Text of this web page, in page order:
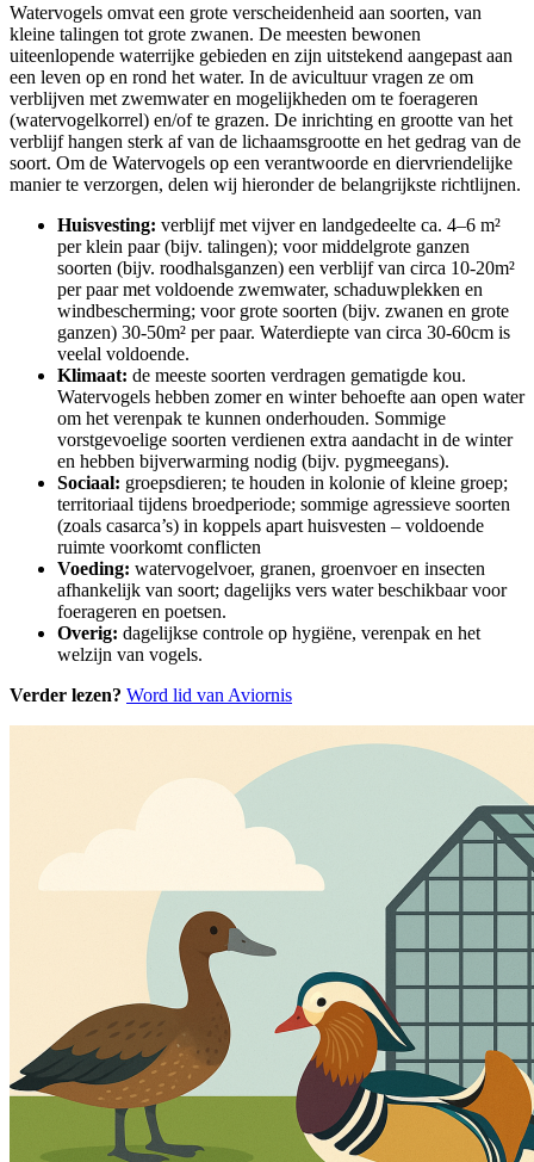
Watervogels omvat een grote verscheidenheid aan soorten, van
kleine talingen tot grote zwanen. De meesten bewonen
uiteenlopende waterrijke gebieden en zijn uitstekend aangepast aan
een leven op en rond het water. In de avicultuur vragen ze om
verblijven met zwemwater en mogelijkheden om te foerageren
(watervogelkorrel) en/of te grazen. De inrichting en grootte van het
verblijf hangen sterk af van de lichaamsgrootte en het gedrag van de
soort. Om de Watervogels op een verantwoorde en diervriendelijke
manier te verzorgen, delen wij hieronder de belangrijkste richtlijnen.
Huisvesting: verblijf met vijver en landgedeelte ca. 4–6 m²
per klein paar (bijv. talingen); voor middelgrote ganzen
soorten (bijv. roodhalsganzen) een verblijf van circa 10-20m²
per paar met voldoende zwemwater, schaduwplekken en
windbescherming; voor grote soorten (bijv. zwanen en grote
ganzen) 30-50m² per paar. Waterdiepte van circa 30-60cm is
veelal voldoende.
Klimaat: de meeste soorten verdragen gematigde kou.
Watervogels hebben zomer en winter behoefte aan open water
om het verenpak te kunnen onderhouden. Sommige
vorstgevoelige soorten verdienen extra aandacht in de winter
en hebben bijverwarming nodig (bijv. pygmeegans).
Sociaal: groepsdieren; te houden in kolonie of kleine groep;
territoriaal tijdens broedperiode; sommige agressieve soorten
(zoals casarca’s) in koppels apart huisvesten – voldoende
ruimte voorkomt conflicten
Voeding: watervogelvoer, granen, groenvoer en insecten
afhankelijk van soort; dagelijks vers water beschikbaar voor
foerageren en poetsen.
Overig: dagelijkse controle op hygiëne, verenpak en het
welzijn van vogels.
Verder lezen? Word lid van Aviornis